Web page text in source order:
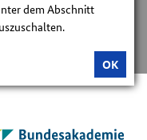
dem Abschnitt
OK